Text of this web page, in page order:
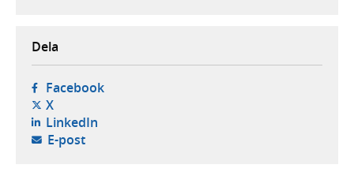
Dela
Facebook- öppnas i ny flik, extern webbplats,
X- öppnas i ny flik, extern webbplats,
LinkedIn- öppnas i ny flik, extern webbplats,
E-post- öppnar din e-postklient,